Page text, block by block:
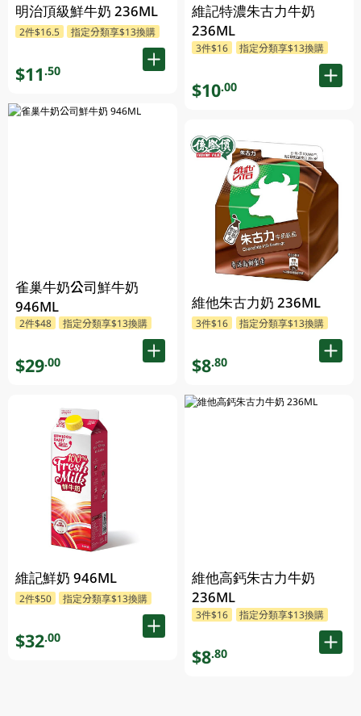
明治頂級鮮牛奶 236ML
2件$16.5 指定分類享$13換購
$11.50
雀巢牛奶公司鮮牛奶
946ML
2件$48 指定分類享$13換購
$29.00
維記鮮奶 946ML
2件$50 指定分類享$13換購
$32.00
維記特濃朱古力牛奶
236ML
3件$16 指定分類享$13換購
$10.00
維他朱古力奶 236ML
3件$16 指定分類享$13換購
$8.80
維他高鈣朱古力牛奶
236ML
3件$16 指定分類享$13換購
$8.80